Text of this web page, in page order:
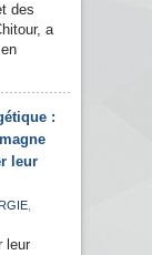
des
a
:
leur
,
leur